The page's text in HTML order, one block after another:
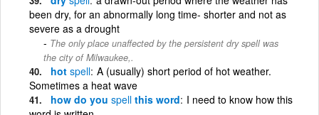
been dry, for an abnormally long time- shorter and not as
severe as a drought
The only place unaffected by the persistent dry spell was
the city of Milwaukee,.
hot spell A (usually) short period of hot weather.
Sometimes a heat wave
how do you spell this word I need to know how this